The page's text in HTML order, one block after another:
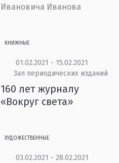
Ивановича Иванова
КНИЖНЫЕ
01.02.2021 - 15.02.2021
Зал периодических изданий
160 лет журналу
«Вокруг света»
ХУДОЖЕСТВЕННЫЕ
03.02.2021 - 28.02.2021